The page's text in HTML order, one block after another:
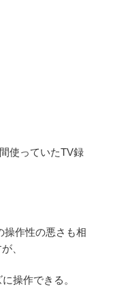
使っていたTV録
操作性の悪さも相
、
操作できる。